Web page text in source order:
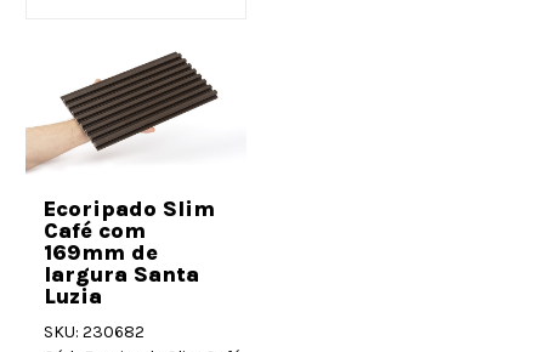
Ecoripado Slim
Café com
169mm de
largura Santa
Luzia
SKU: 230682